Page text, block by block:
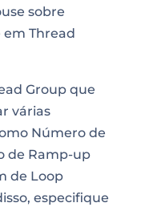
sobre
em Thread
Group que
várias
Número de
de Ramp-up
de Loop
especifique